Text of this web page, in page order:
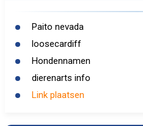
Paito nevada
loosecardiff
Hondennamen
dierenarts info
Link plaatsen